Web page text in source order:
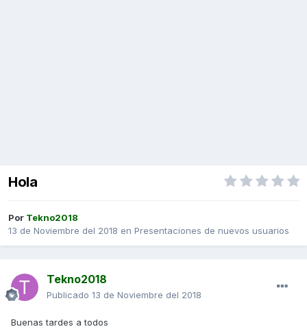
Hola
Por Tekno2018
13 de Noviembre del 2018 en Presentaciones de nuevos usuarios
Tekno2018
Publicado 13 de Noviembre del 2018
Buenas tardes a todos